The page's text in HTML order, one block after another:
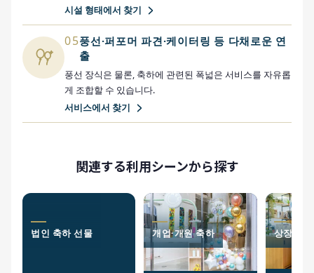
시설 형태에서 찾기
05풍선·퍼포머 파견·케이터링 등 다채로운 연
출
풍선 장식은 물론, 축하에 관련된 폭넓은 서비스를 자유롭
게 조합할 수 있습니다.
서비스에서 찾기
関連する利用シーンから探す
법인 축하 선물 개업·개원 축하 상장 축하